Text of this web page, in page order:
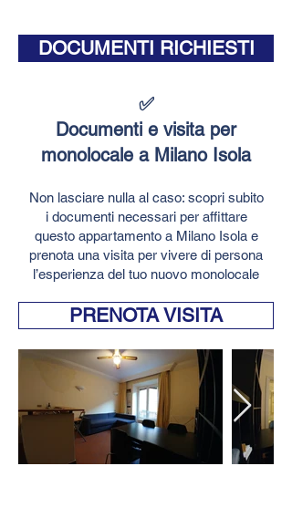
DOCUMENTI RICHIESTI
✅
Documenti e visita per
monolocale a Milano Isola
Non lasciare nulla al caso: scopri subito
i documenti necessari per affittare
questo appartamento a Milano Isola e
prenota una visita per vivere di persona
l’esperienza del tuo nuovo monolocale
PRENOTA VISITA